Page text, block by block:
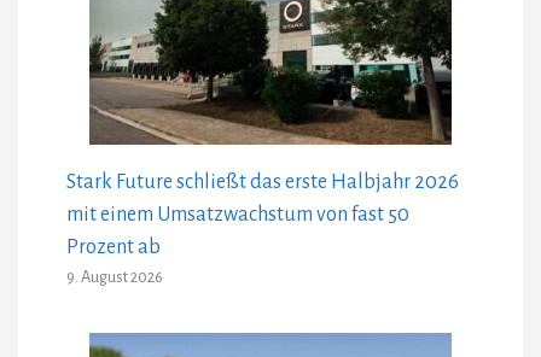
Stark Future schließt das erste Halbjahr 2026
mit einem Umsatzwachstum von fast 50
Prozent ab
9. August 2026